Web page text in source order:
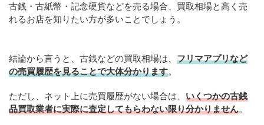
古銭・古紙幣・記念硬貨などを売る場合、買取相場と高く売
れるお店を知りたい方が多いことでしょう。
結論から言うと、古銭などの買取相場は、 フリマアプリなど
の売買履歴を見ることで大体分かります。
ただし、ネット上に売買履歴がない場合は、 いくつかの古銭
品買取業者に実際に査定してもらわない限り分かりません。